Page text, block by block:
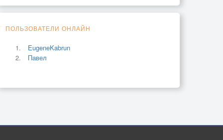
ПОЛЬЗОВАТЕЛИ ОНЛАЙН
EugeneKabrun
Павел